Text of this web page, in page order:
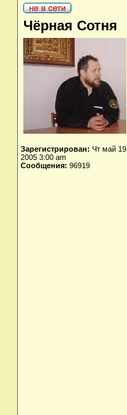
Чёрная Сотня
Зарегистрирован: Чт май 19,
2005 3:00 am
Сообщения: 96919